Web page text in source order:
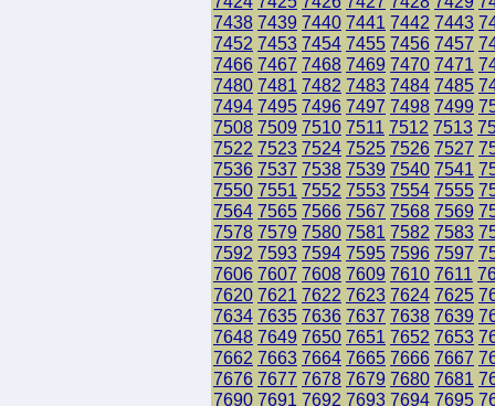
7438 7439 7440 7441 7442 7443
7452 7453 7454 7455 7456 7457
7466 7467 7468 7469 7470 7471
7480 7481 7482 7483 7484 7485
7494 7495 7496 7497 7498 7499
7508 7509 7510 7511 7512 7513
7522 7523 7524 7525 7526 7527
7536 7537 7538 7539 7540 7541
7550 7551 7552 7553 7554 7555
7564 7565 7566 7567 7568 7569
7578 7579 7580 7581 7582 7583
7592 7593 7594 7595 7596 7597
7606 7607 7608 7609 7610 7611
7620 7621 7622 7623 7624 7625
7634 7635 7636 7637 7638 7639
7648 7649 7650 7651 7652 7653
7662 7663 7664 7665 7666 7667
7676 7677 7678 7679 7680 7681
7690 7691 7692 7693 7694 7695